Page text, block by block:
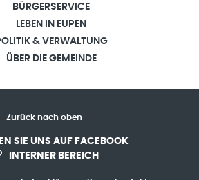
BÜRGERSERVICE
LEBEN IN EUPEN
& VERWALTUNG
ÜBER DIE GEMEINDE
Zurück nach oben
SIE UNS AUF FACEBOOK
INTERNER BEREICH